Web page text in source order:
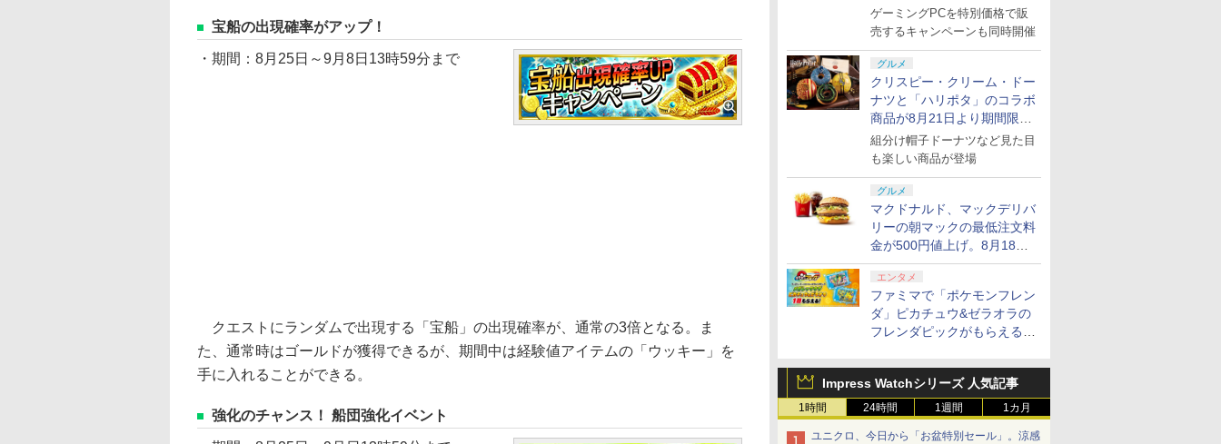
ゲーミングPCを特別価格で販
売するキャンペーンも同時開催
グルメ
クリスピー・クリーム・ドー
ナツと「ハリポタ」のコラボ
商品が8月21日より期間限定
で発売
組分け帽子ドーナツなど見た目
も楽しい商品が登場
グルメ
マクドナルド、マックデリバ
リーの朝マックの最低注文料
金が500円値上げ。8月18日
より1,500円から受付
エンタメ
ファミマで「ポケモンフレン
ダ」ピカチュウ&ゼラオラの
フレンダピックがもらえるキ
Impress Watchシリーズ 人気記事
1時間 24時間 1週間 1カ月
ユニクロ、今日から「お盆特別セール」。涼感
宝船の出現確率がアップ！
・期間：8月25日～9月8日13時59分まで
クエストにランダムで出現する「宝船」の出現確率が、通常の3倍となる。ま
た、通常時はゴールドが獲得できるが、期間中は経験値アイテムの「ウッキー」を
手に入れることができる。
強化のチャンス！ 船団強化イベント